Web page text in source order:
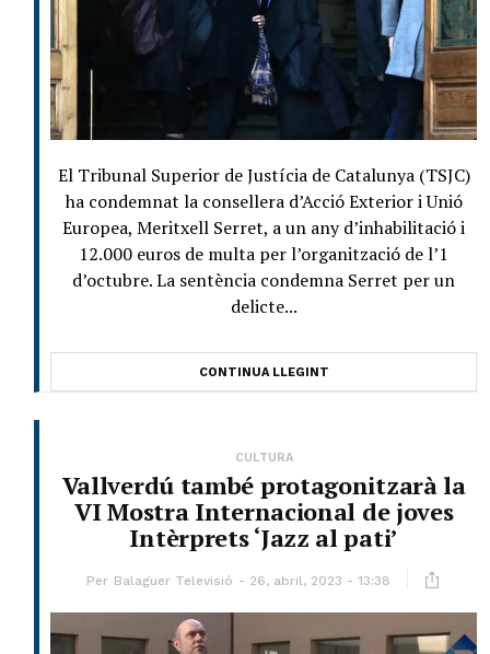
El Tribunal Superior de Justícia de Catalunya (TSJC)
ha condemnat la consellera d’Acció Exterior i Unió
Europea, Meritxell Serret, a un any d’inhabilitació i
12.000 euros de multa per l’organització de l’1
d’octubre. La sentència condemna Serret per un
delicte...
CONTINUA LLEGINT
CULTURA
Vallverdú també protagonitzarà la
VI Mostra Internacional de joves
Intèrprets ‘Jazz al pati’
Per Balaguer Televisió 26, abril, 2023 - 13:38